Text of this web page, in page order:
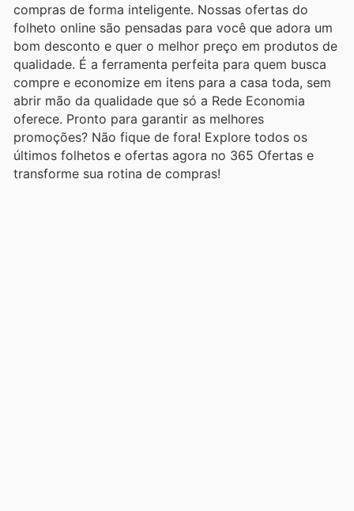
compras de forma inteligente. Nossas ofertas do
folheto online são pensadas para você que adora um
bom desconto e quer o melhor preço em produtos de
qualidade. É a ferramenta perfeita para quem busca
compre e economize em itens para a casa toda, sem
abrir mão da qualidade que só a Rede Economia
oferece. Pronto para garantir as melhores
promoções? Não fique de fora! Explore todos os
últimos folhetos e ofertas agora no 365 Ofertas e
transforme sua rotina de compras!